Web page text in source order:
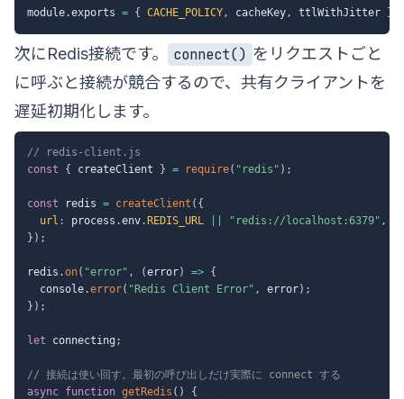
module.exports = { CACHE_POLICY, cacheKey, ttlWithJitter }
次にRedis接続です。 connect() をリクエストごと
に呼ぶと接続が競合するので、共有クライアントを
遅延初期化します。
// redis-client.js
const
{ createClient } = require( "redis" ) ;
const redis = createClient ( {
url : process .env. REDIS_URL "redis://localhost:6379" ,
} ) ;
redis .on( "error" , (error) => {
  console
.error( "Redis Client Error" , error) ;
} ) ;
let connecting ;
// 接続は使い回す。最初の呼び出しだけ実際に connect する
async function getRedis ( )
{